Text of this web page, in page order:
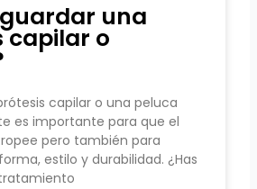
una
capilar o
capilar o una peluca
es importante para que el
pero también para
estilo y durabilidad. ¿Has